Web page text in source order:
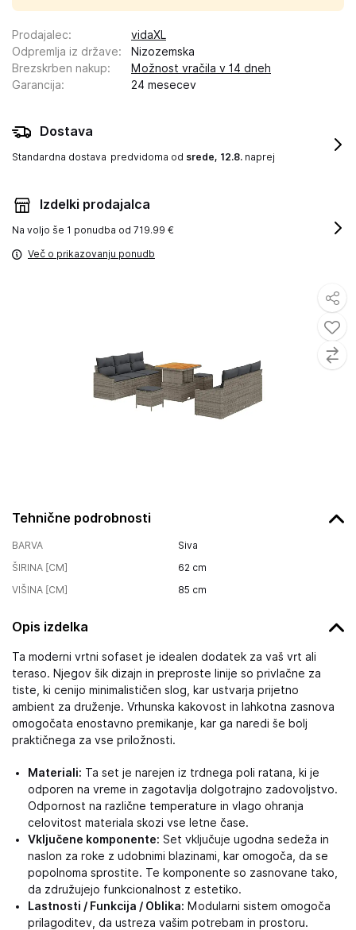
Tehnične podrobnosti
BARVA
Siva
ŠIRINA [CM]
62 cm
VIŠINA [CM]
85 cm
Opis izdelka
Ta moderni vrtni sofaset je idealen dodatek za vaš vrt ali
teraso. Njegov šik dizajn in preproste linije so privlačne za
tiste, ki cenijo minimalističen slog, kar ustvarja prijetno
ambient za druženje. Vrhunska kakovost in lahkotna zasnova
omogočata enostavno premikanje, kar ga naredi še bolj
praktičnega za vse priložnosti.
Materiali: Ta set je narejen iz trdnega poli ratana, ki je
odporen na vreme in zagotavlja dolgotrajno zadovoljstvo.
Odpornost na različne temperature in vlago ohranja
celovitost materiala skozi vse letne čase.
Vključene komponente: Set vključuje ugodna sedeža in
naslon za roke z udobnimi blazinami, kar omogoča, da se
popolnoma sprostite. Te komponente so zasnovane tako,
da združujejo funkcionalnost z estetiko.
Lastnosti / Funkcija / Oblika: Modularni sistem omogoča
prilagoditev, da ustreza vašim potrebam in prostoru.
Prodajalec:
vidaXL
Odpremlja iz države:
Nizozemska
Brezskrben nakup:
Možnost vračila v 14 dneh
Garancija: 24 mesecev
Dostava
Standardna dostava predvidoma od srede, 12.8. naprej
Izdelki prodajalca
Na voljo še 1 ponudba od 719.99 €
Več o prikazovanju ponudb